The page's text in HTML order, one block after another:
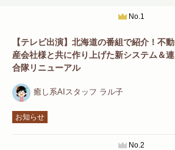
No.1
【テレビ出演】北海道の番組で紹介！不動
産会社様と共に作り上げた新システム＆連
合隊リニューアル
癒し系AIスタッフ ラル子
お知らせ
No.2